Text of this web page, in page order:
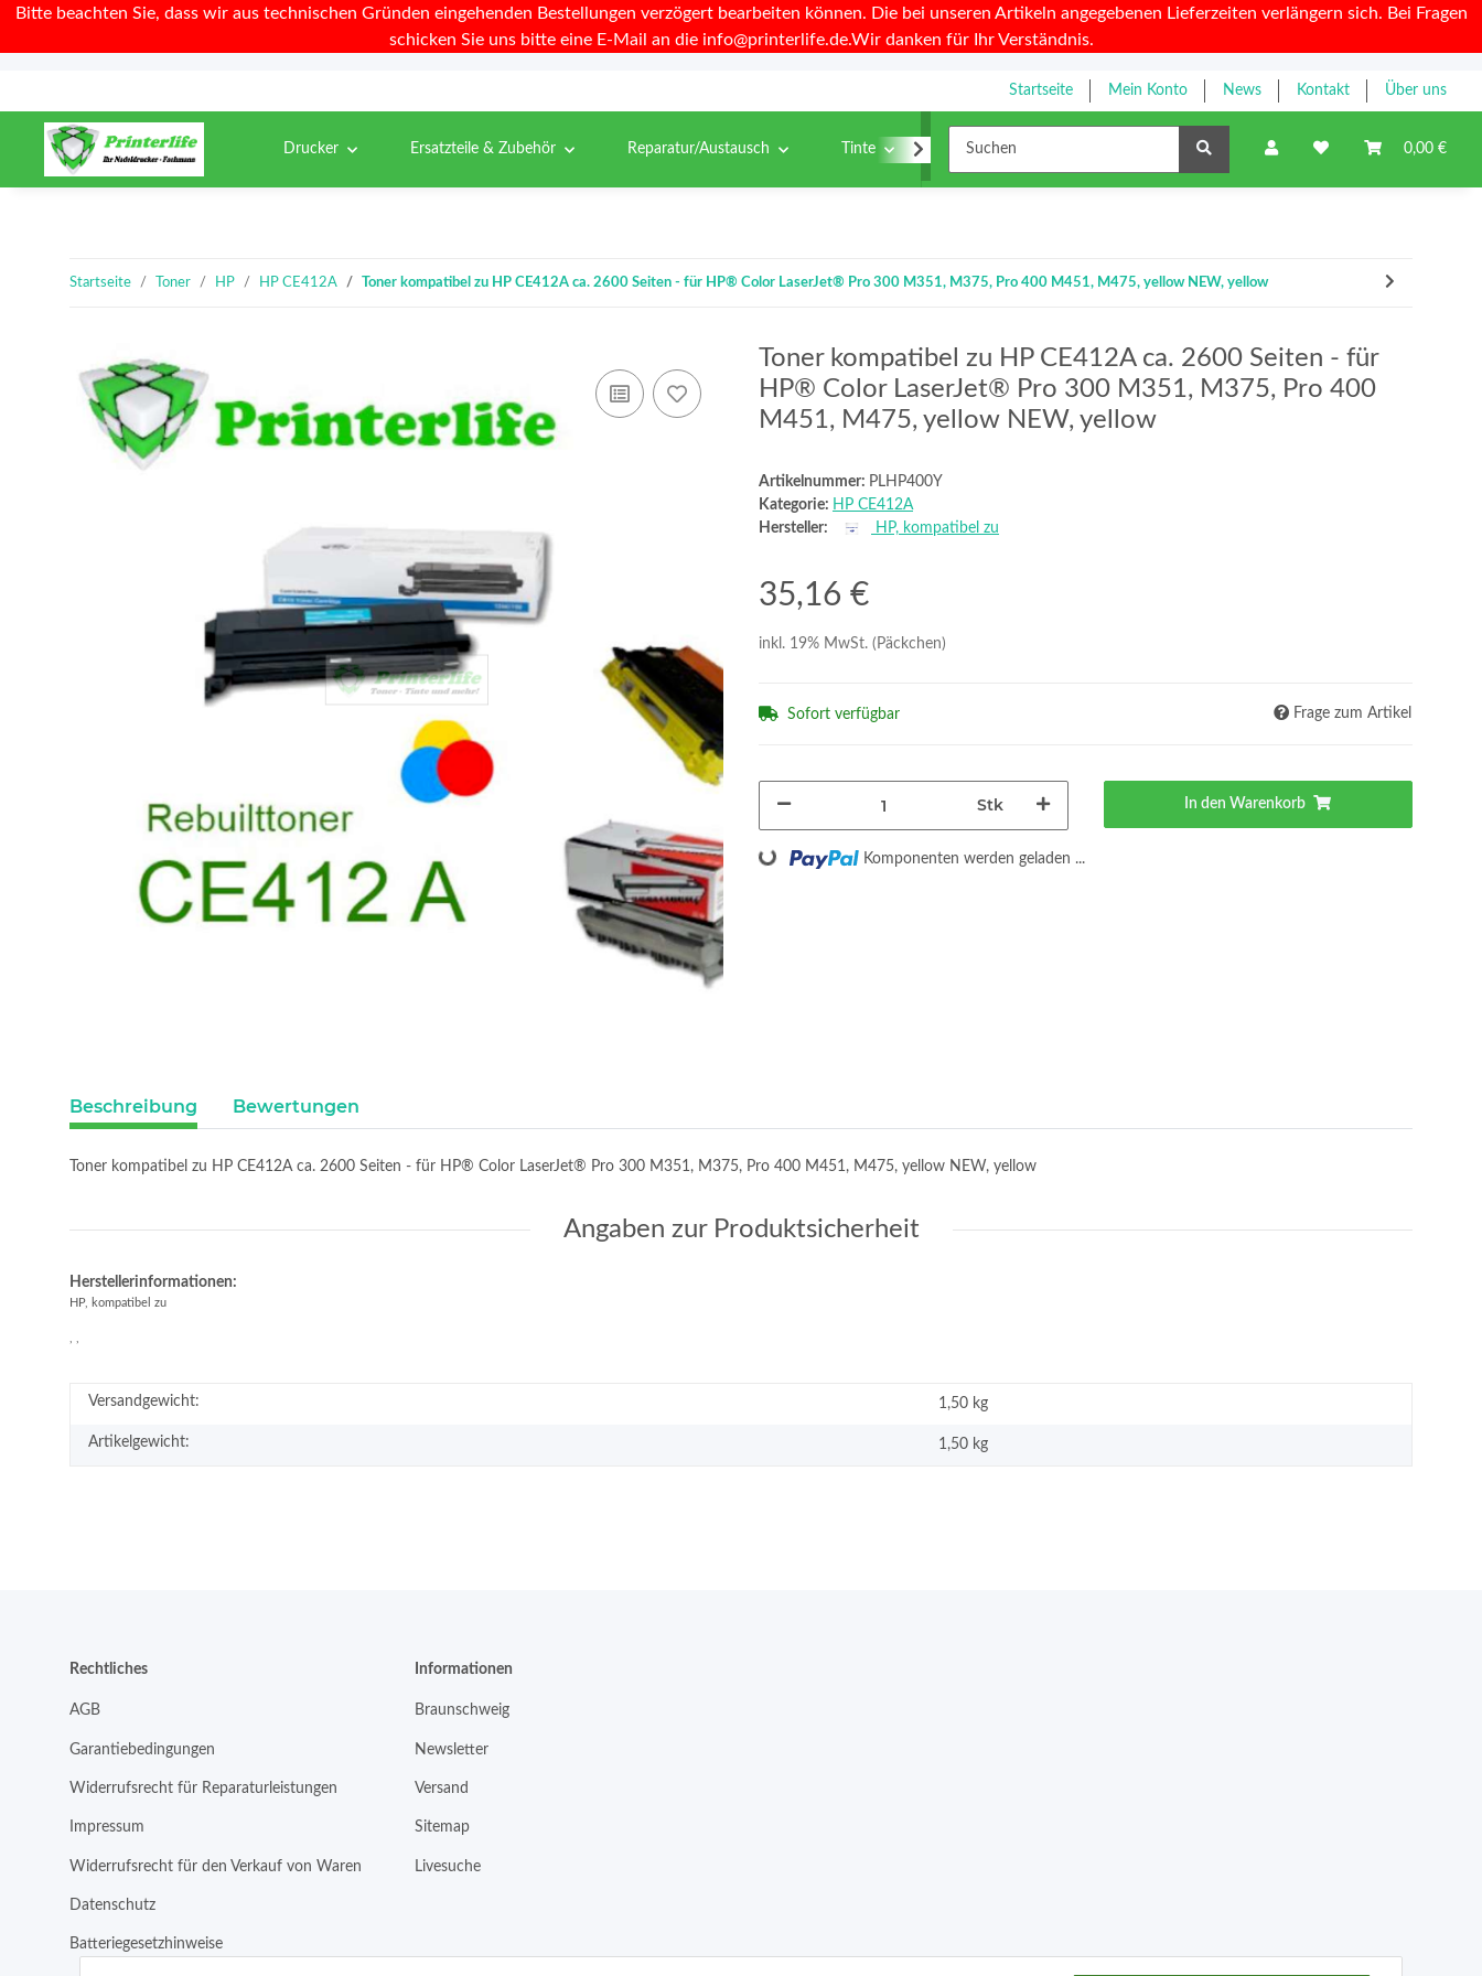
Bitte beachten Sie, dass wir aus technischen Gründen eingehenden Bestellungen verzögert bearbeiten können. Die bei unseren Artikeln angegebenen Lieferzeiten verlängern sich. Bei Fragen
schicken Sie uns bitte eine E-Mail an die info@printerlife.de.Wir danken für Ihr Verständnis.
Startseite Mein Konto News Kontakt Über uns
0,00 €
Drucker Ersatzteile & Zubehör Reparatur/Austausch Tinte Toner
Startseite Toner HP HP CE412A Toner kompatibel zu HP CE412A ca. 2600 Seiten - für HP® Color LaserJet® Pro 300 M351, M375, Pro 400 M451, M475, yellow NEW, yellow
Toner kompatibel zu HP CE412A ca. 2600 Seiten - für
HP® Color LaserJet® Pro 300 M351, M375, Pro 400
M451, M475, yellow NEW, yellow
Artikelnummer: PLHP400Y
Kategorie: HP CE412A
Hersteller:
HP, kompatibel zu
35,16 €
inkl. 19% MwSt. (Päckchen)
Sofort verfügbar Frage zum Artikel
Stk In den Warenkorb
Loading... Komponenten werden geladen ...
Beschreibung Bewertungen
Toner kompatibel zu HP CE412A ca. 2600 Seiten - für HP® Color LaserJet® Pro 300 M351, M375, Pro 400 M451, M475, yellow NEW, yellow
Angaben zur Produktsicherheit
Herstellerinformationen:
HP, kompatibel zu
Versandgewicht: 1,50 kg
Artikelgewicht: 1,50 kg
Rechtliches
AGB
Garantiebedingungen
Widerrufsrecht für Reparaturleistungen
Impressum
Widerrufsrecht für den Verkauf von Waren
Datenschutz
Batteriegesetzhinweise
Informationen
Braunschweig
Newsletter
Versand
Sitemap
Livesuche